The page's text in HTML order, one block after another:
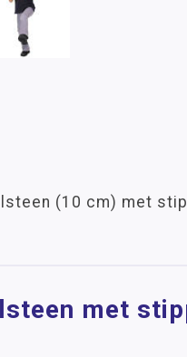
(10 cm) met
met